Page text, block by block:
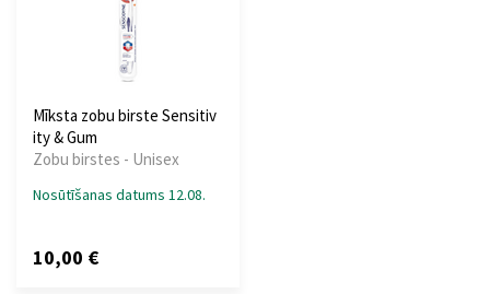
Mīksta zobu birste Sensitiv
ity & Gum
Zobu birstes - Unisex
Nosūtīšanas datums 12.08.
10,00 €